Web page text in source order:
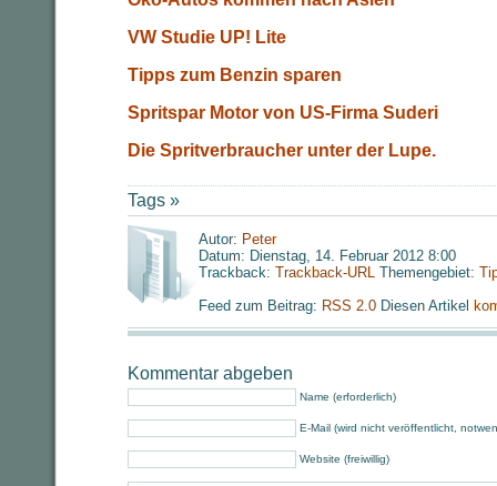
VW Studie UP! Lite
Tipps zum Benzin sparen
Spritspar Motor von US-Firma Suderi
Die Spritverbraucher unter der Lupe.
Tags »
Autor: Peter
Datum: Dienstag, 14. Februar 2012 8:00
Trackback: Trackback-URL Themengebiet:
Feed zum Beitrag: RSS 2.0 Diesen Artikel
Kommentar abgeben
Name (erforderlich)
E-Mail (wird nicht veröffentlicht,
Website (freiwillig)